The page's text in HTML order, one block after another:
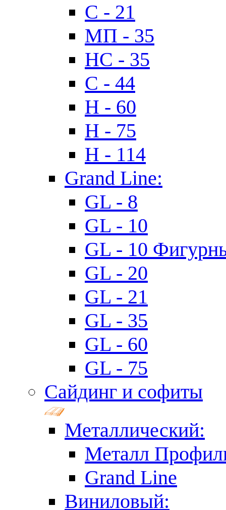
C - 21
МП - 35
HC - 35
C - 44
H - 60
H - 75
H - 114
Grand Line:
GL - 8
GL - 10
GL - 10
GL - 20
GL - 21
GL - 35
GL - 60
GL - 75
Сайдинг и софиты
Металлический:
Металл
Grand Line
Виниловый: